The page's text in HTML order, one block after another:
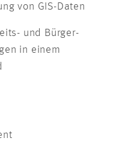
von GIS-Daten
und Bürger-
in einem